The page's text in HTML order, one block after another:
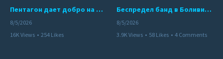
Пентагон дает добро на ядерный удар по противникам США
8/5/2026
16K Views • 254 Likes
Беспредел банд в Боливии. Расправы над наркоторговцами
8/5/2026
3.9K Views • 58 Likes • 4 Comments